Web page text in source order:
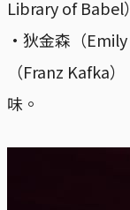
Library of
·狄金森（
（Franz Kafka
味。